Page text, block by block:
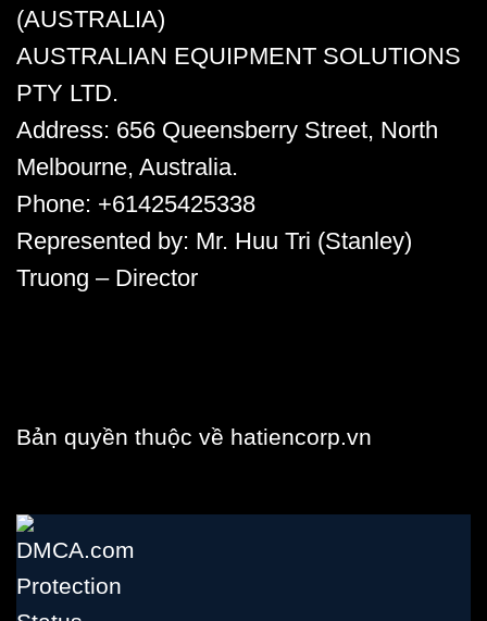
(AUSTRALIA)
AUSTRALIAN EQUIPMENT SOLUTIONS
PTY LTD.
Address: 656 Queensberry Street, North
Melbourne, Australia.
Phone: +61425425338
Represented by: Mr. Huu Tri (Stanley)
Truong – Director
Bản quyền thuộc về hatiencorp.vn